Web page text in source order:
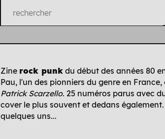
Zine rock punk du début des années 80
Pau, l'un des pionniers du genre en
Patrick Scarzello. 25 numéros parus avec
cover le plus souvent et dedans
quelques uns...